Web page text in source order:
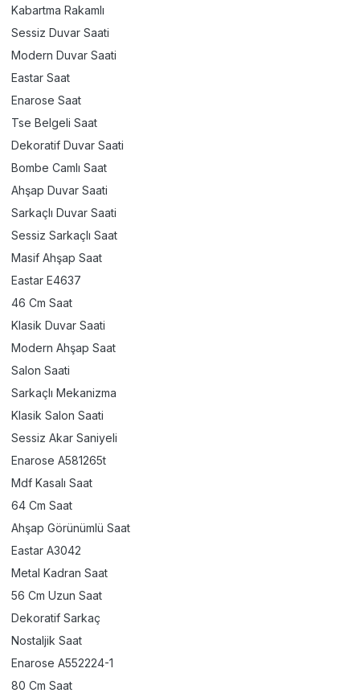
Kabartma Rakamlı
Sessiz Duvar Saati
Modern Duvar Saati
Eastar Saat
Enarose Saat
Tse Belgeli Saat
Dekoratif Duvar Saati
Bombe Camlı Saat
Ahşap Duvar Saati
Sarkaçlı Duvar Saati
Sessiz Sarkaçlı Saat
Masif Ahşap Saat
Eastar E4637
46 Cm Saat
Klasik Duvar Saati
Modern Ahşap Saat
Salon Saati
Sarkaçlı Mekanizma
Klasik Salon Saati
Sessiz Akar Saniyeli
Enarose A581265t
Mdf Kasalı Saat
64 Cm Saat
Ahşap Görünümlü Saat
Eastar A3042
Metal Kadran Saat
56 Cm Uzun Saat
Dekoratif Sarkaç
Nostaljik Saat
Enarose A552224-1
80 Cm Saat